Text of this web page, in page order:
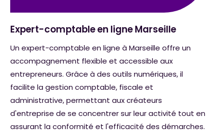
Expert-comptable en ligne Marseille
Un expert-comptable en ligne à Marseille offre un
accompagnement flexible et accessible aux
entrepreneurs. Grâce à des outils numériques, il
facilite la gestion comptable, fiscale et
administrative, permettant aux créateurs
d'entreprise de se concentrer sur leur activité tout en
assurant la conformité et l'efficacité des démarches.